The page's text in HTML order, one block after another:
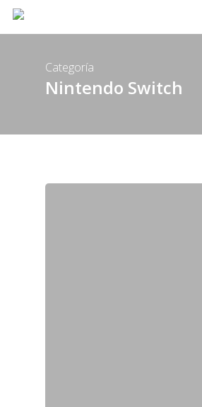
Skip
Categoría
Nintendo Switch